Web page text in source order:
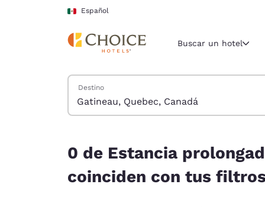
Pasar A Contenido Principal
Español
Región y
México
Selecciona
Buscar un hotel
Buscar hoteles
Destino
0 de Estancia
coinciden con tus